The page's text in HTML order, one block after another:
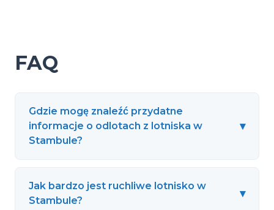
FAQ
Gdzie mogę znaleźć przydatne
informacje o odlotach z lotniska w
Stambule?
▾
Jak bardzo jest ruchliwe lotnisko w
Stambule?
▾